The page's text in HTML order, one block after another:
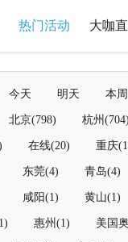
热门活动 大咖
今天 明天 本周
北京(798) 杭州(704)
在线(20) 重庆
东莞(4) 青岛(4)
咸阳(1) 黄山(1)
惠州(1) 美国